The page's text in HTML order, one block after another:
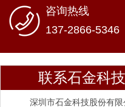
咨询热线
137-2866-5346
联系石金科技
深圳市石金科技股份有限